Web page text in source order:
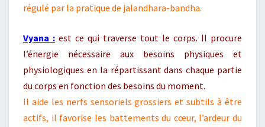
régulé par la pratique de jalandhara-bandha.
Vyana : est ce qui traverse tout le corps. Il procure
l’énergie nécessaire aux besoins physiques et
physiologiques en la répartissant dans chaque partie
du corps en fonction des besoins du moment.
Il aide les nerfs sensoriels grossiers et subtils à être
actifs, il favorise les battements du cœur, l’ardeur du